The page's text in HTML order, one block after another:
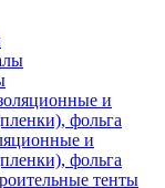
и
фольга